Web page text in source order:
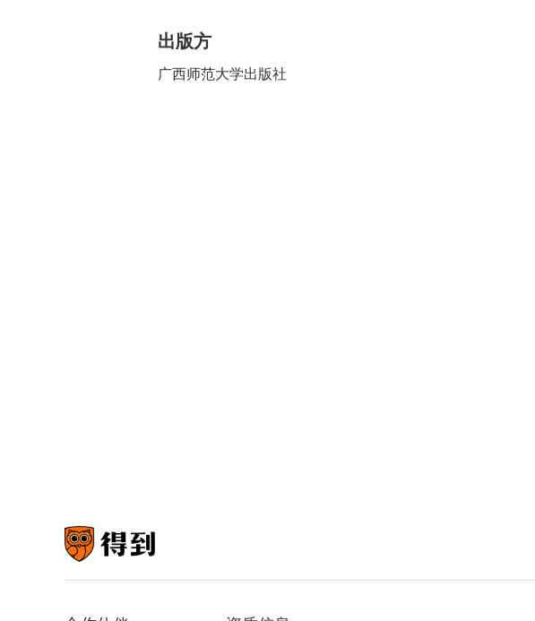
出版方
广西师范大学出版社